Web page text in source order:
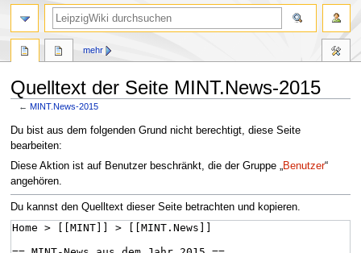
Quelltext der Seite MINT.News-2015
←MINT.News-2015
Zur
Navigation
springen
Zur
Suche
springen
Du bist aus dem folgenden Grund nicht berechtigt, diese Seite
bearbeiten:
Diese Aktion ist auf Benutzer beschränkt, die der Gruppe „Benutzer“
angehören.
Du kannst den Quelltext dieser Seite betrachten und kopieren.
mehr